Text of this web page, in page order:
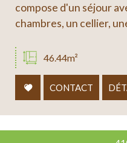
compose d'un séjour
chambres, un cellier,
46.44m²
CONTACT